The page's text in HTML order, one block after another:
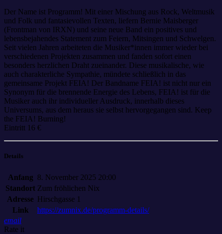
Der Name ist Programm! Mit einer Mischung aus Rock, Weltmusik
und Folk und fantasievollen Texten, liefern Bernie Maisberger
(Frontman von IRXN) und seine neue Band ein positives und
lebensbejahendes Statement zum Feiern, Mitsingen und Schwelgen.
Seit vielen Jahren arbeiteten die Musiker*innen immer wieder bei
verschiedenen Projekten zusammen und fanden sofort einen
besonders herzlichen Draht zueinander. Diese musikalische, wie
auch charakterliche Sympathie, mündete schließlich in das
gemeinsame Projekt FEIA! Der Bandname FEIA! ist nicht nur ein
Synonym für die brennende Energie des Lebens, FEIA! ist für die
Musiker auch ihr individueller Ausdruck, innerhalb dieses
Universums, aus dem heraus sie selbst hervorgegangen sind. Keep
the FEIA! Burning!
Eintritt 16 €
Details
Anfang 8. November 2025 20:00
Standort Zum fröhlichen Nix
Adresse Hirschgasse 1
Link
https://zumnix.de/programm-details/
email
Rate it